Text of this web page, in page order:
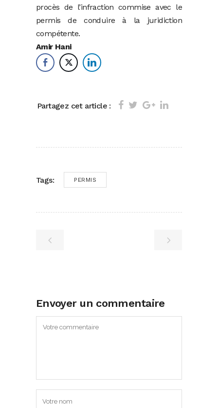
procès de l’infraction commise avec le
permis de conduire à la juridiction
compétente.
Amir Hani
Partagez cet article :
Tags: PERMIS
Envoyer un commentaire